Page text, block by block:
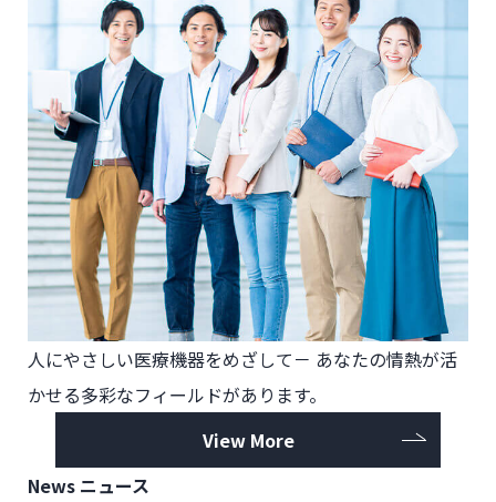
人にやさしい医療機器をめざして－ あなたの情熱が活
かせる多彩なフィールドがあります。
View More
News ニュース